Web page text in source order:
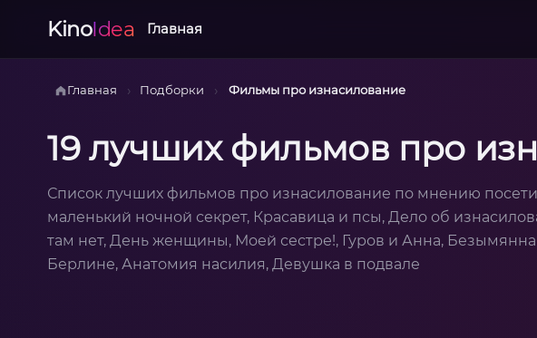
KinoIdea Главная
Главная › Подборки › Фильмы про изнасилование
19 лучших фильмов про
Список лучших фильмов про изнасилование по мнению
маленький ночной секрет, Красавица и псы, Дело об
там нет, День женщины, Моей сестре!, Гуров и Анна,
Берлине, Анатомия насилия, Девушка в подвале